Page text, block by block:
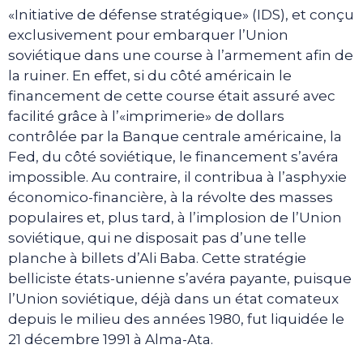
«Initiative de défense stratégique» (IDS), et conçu
exclusivement pour embarquer l’Union
soviétique dans une course à l’armement afin de
la ruiner. En effet, si du côté américain le
financement de cette course était assuré avec
facilité grâce à l’«imprimerie» de dollars
contrôlée par la Banque centrale américaine, la
Fed, du côté soviétique, le financement s’avéra
impossible. Au contraire, il contribua à l’asphyxie
économico-financière, à la révolte des masses
populaires et, plus tard, à l’implosion de l’Union
soviétique, qui ne disposait pas d’une telle
planche à billets d’Ali Baba. Cette stratégie
belliciste états-unienne s’avéra payante, puisque
l’Union soviétique, déjà dans un état comateux
depuis le milieu des années 1980, fut liquidée le
21 décembre 1991 à Alma-Ata.